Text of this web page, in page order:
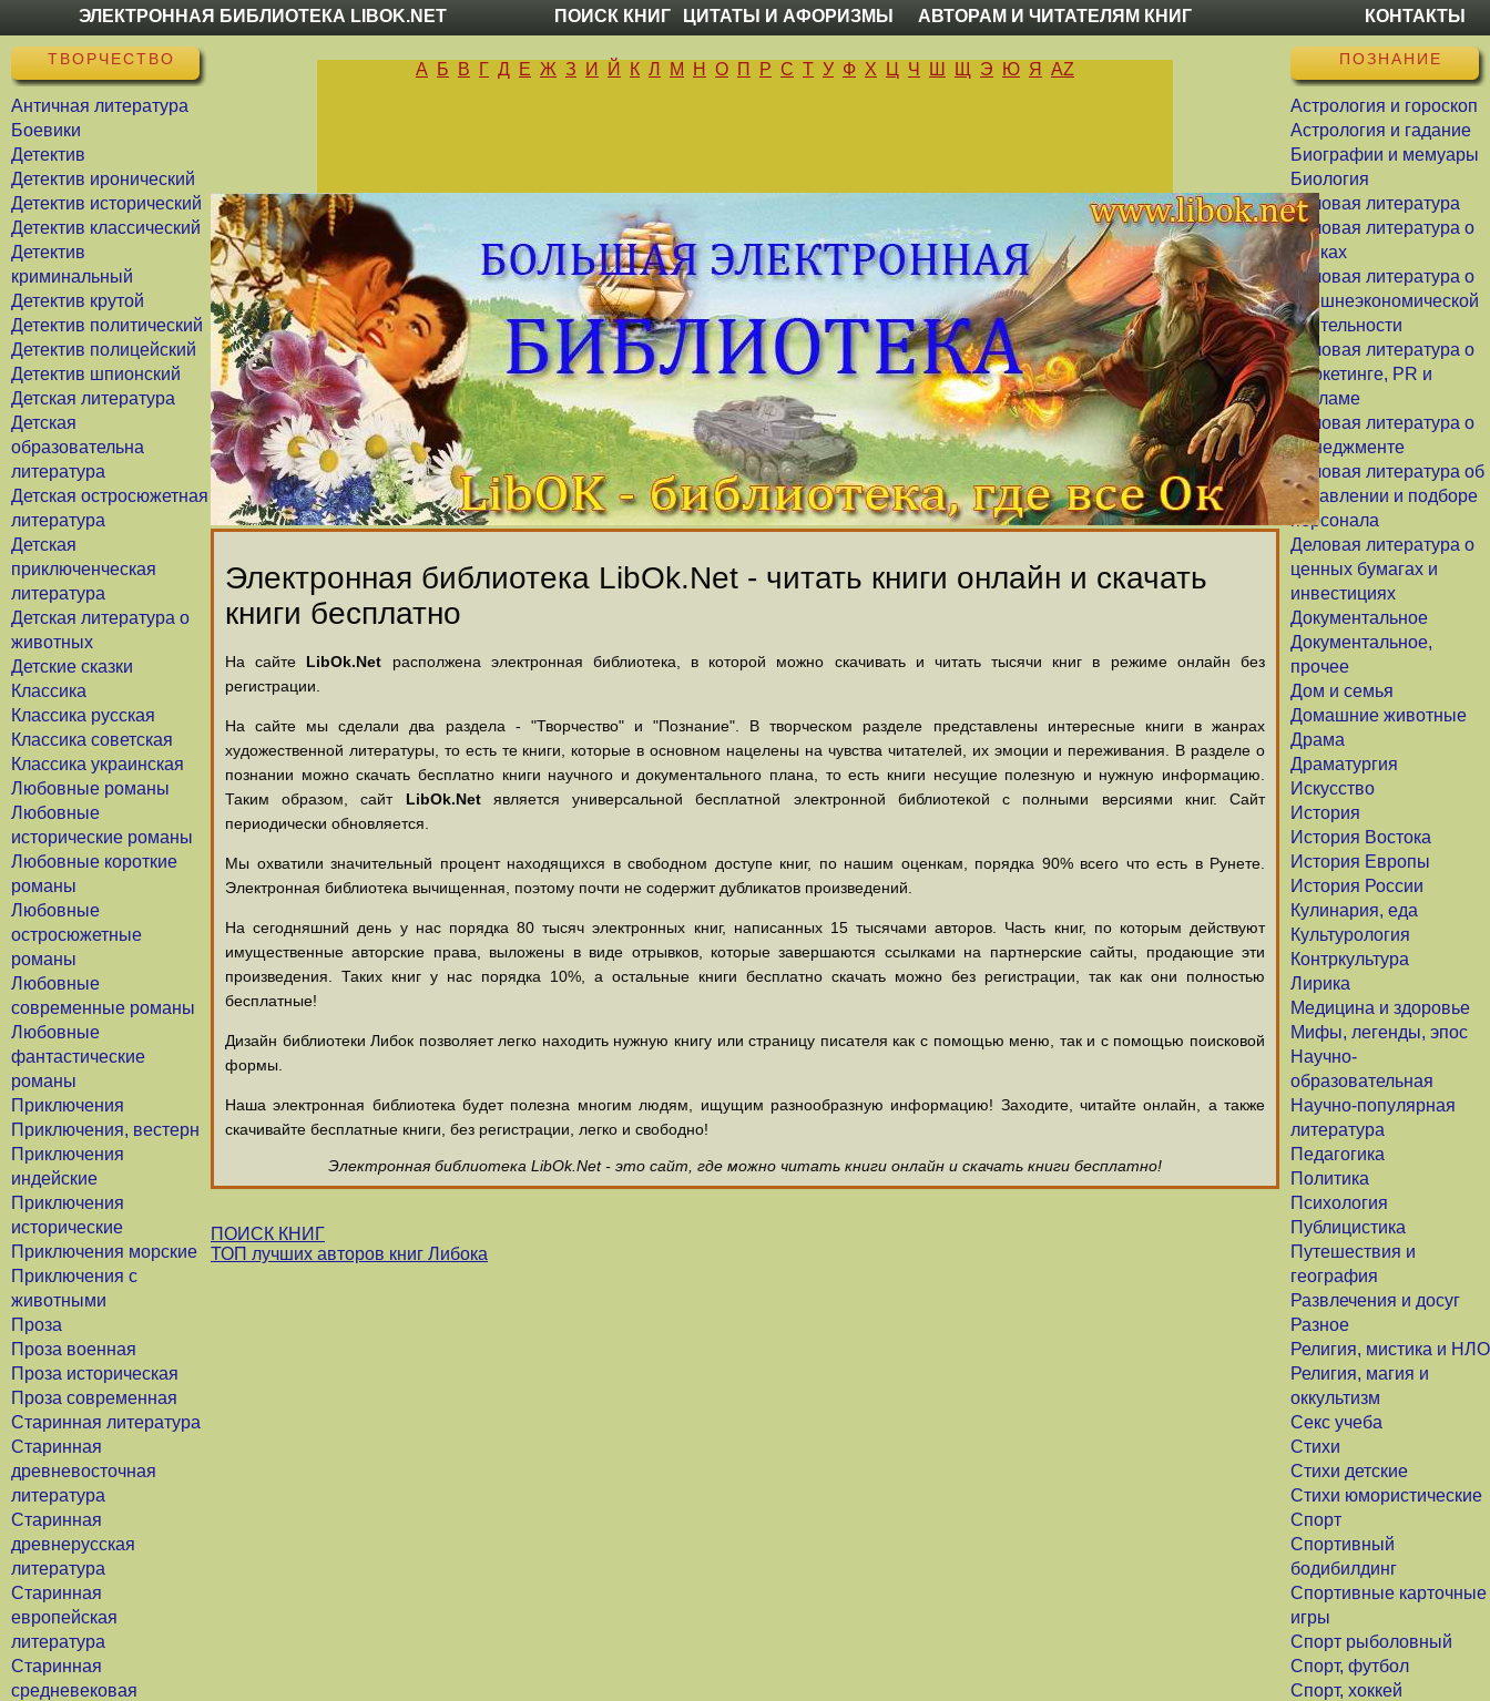
ЭЛЕКТРОННАЯ БИБЛИОТЕКА LIBOK.NET ПОИСК КНИГ ЦИТАТЫ И АФОРИЗМЫ АВТОРАМ И ЧИТАТЕЛЯМ КНИГ КОНТАКТЫ
ТВОРЧЕСТВО
Античная литература
Боевики
Детектив
Детектив иронический
Детектив исторический
Детектив классический
Детектив
криминальный
Детектив крутой
Детектив политический
Детектив полицейский
Детектив шпионский
Детская литература
Детская
образовательна
литература
Детская остросюжетная
литература
Детская
приключенческая
литература
Детская литература о
животных
Детские сказки
Классика
Классика русская
Классика советская
Классика украинская
Любовные романы
Любовные
исторические романы
Любовные короткие
романы
Любовные
остросюжетные
романы
Любовные
современные романы
Любовные
фантастические
романы
Приключения
Приключения, вестерн
Приключения
индейские
Приключения
исторические
Приключения морские
Приключения с
животными
Проза
Проза военная
Проза историческая
Проза современная
Старинная литература
Старинная
древневосточная
литература
Старинная
древнерусская
литература
Старинная
европейская
литература
Старинная
средневековая
ПОЗНАНИЕ
Астрология и гороскоп
Астрология и гадание
Биографии и мемуары
Биология
Деловая литература
Деловая литература о
банках
Деловая литература о
внешнеэкономической
деятельности
Деловая литература о
маркетинге, PR и
рекламе
Деловая литература о
менеджменте
Деловая литература об
управлении и подборе
персонала
Деловая литература о
ценных бумагах и
инвестициях
Документальное
Документальное,
прочее
Дом и семья
Домашние животные
Драма
Драматургия
Искусство
История
История Востока
История Европы
История России
Кулинария, еда
Культурология
Контркультура
Лирика
Медицина и здоровье
Мифы, легенды, эпос
Научно-
образовательная
Научно-популярная
литература
Педагогика
Политика
Психология
Публицистика
Путешествия и
география
Развлечения и досуг
Разное
Религия, мистика и НЛО
Религия, магия и
оккультизм
Секс учеба
Стихи
Стихи детские
Стихи юмористические
Спорт
Спортивный
бодибилдинг
Спортивные карточные
игры
Спорт рыболовный
Спорт, футбол
Спорт, хоккей
А Б В Г Д Е Ж З И Й К Л М Н О П Р С Т У Ф Х Ц Ч Ш Щ Э Ю Я AZ
Электронная библиотека LibOk.Net - читать книги онлайн и скачать
книги бесплатно
На сайте LibOk.Net располжена электронная библиотека, в которой можно скачивать и читать тысячи книг в режиме онлайн без
регистрации.
На сайте мы сделали два раздела - "Творчество" и "Познание". В творческом разделе представлены интересные книги в жанрах
художественной литературы, то есть те книги, которые в основном нацелены на чувства читателей, их эмоции и переживания. В разделе о
познании можно скачать бесплатно книги научного и документального плана, то есть книги несущие полезную и нужную информацию.
Таким образом, сайт LibOk.Netявляется универсальной бесплатной электронной библиотекой с полными версиями книг. Сайт
периодически обновляется.
Мы охватили значительный процент находящихся в свободном доступе книг, по нашим оценкам, порядка 90% всего что есть в Рунете.
Электронная библиотека вычищенная, поэтому почти не содержит дубликатов произведений.
На сегодняшний день у нас порядка 80 тысяч электронных книг, написанных 15 тысячами авторов. Часть книг, по которым действуют
имущественные авторские права, выложены в виде отрывков, которые завершаются ссылками на партнерские сайты, продающие эти
произведения. Таких книг у нас порядка 10%, а остальные книги бесплатно скачать можно без регистрации, так как они полностью
бесплатные!
Дизайн библиотеки Либок позволяет легко находить нужную книгу или страницу писателя как с помощью меню, так и с помощью поисковой
формы.
Наша электронная библиотека будет полезна многим людям, ищущим разнообразную информацию! Заходите, читайте онлайн, а также
скачивайте бесплатные книги, без регистрации, легко и свободно!
Электронная библиотека LibOk.Net - это сайт, где можно читать книги онлайн и скачать книги бесплатно!
ПОИСК КНИГ
ТОП лучших авторов книг Либока